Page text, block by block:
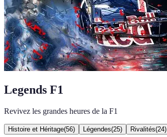
Legends F1
Revivez les grandes heures de la F1
Histoire et Héritage(56) Légendes(25) Rivalités(24)